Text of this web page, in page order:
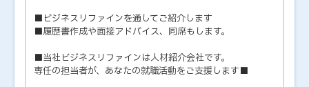
■ビジネスリファインを通してご紹介します
■履歴書作成や面接アドバイス、同席もします。
■当社ビジネスリファインは人材紹介会社です。
専任の担当者が、あなたの就職活動をご支援します■